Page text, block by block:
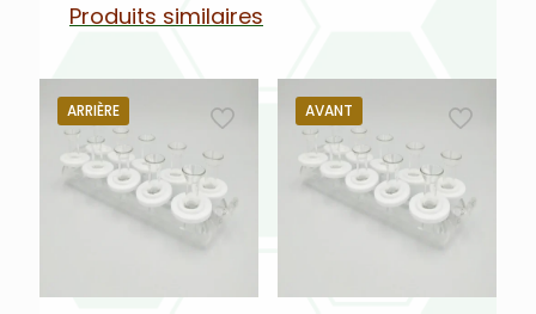
Produits similaires
ARRIÈRE AVANT